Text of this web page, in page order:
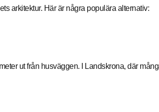
arkitektur. Här är några populära alternativ:
ut från husväggen. I Landskrona, där